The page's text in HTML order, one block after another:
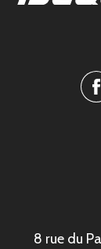
8 rue du